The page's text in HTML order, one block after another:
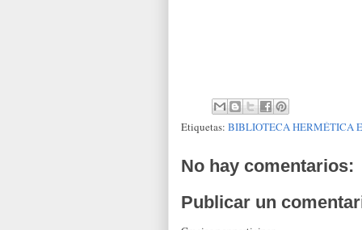
Etiquetas: BIBLIOTECA HERMÉTICA
No hay comentarios:
Publicar un